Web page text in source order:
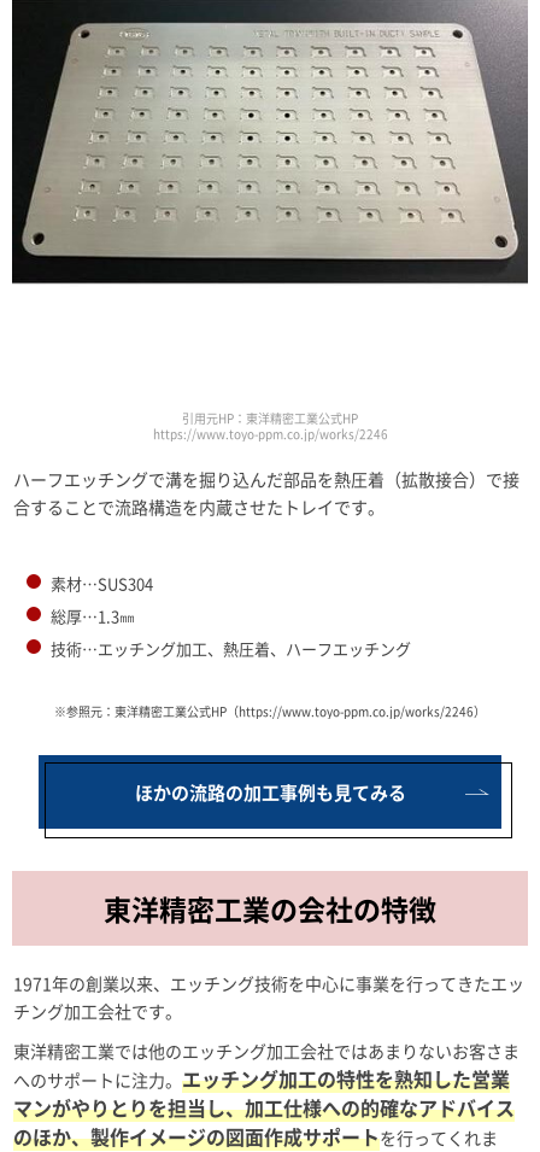
引用元HP：東洋精密工業公式HP
https://www.toyo-ppm.co.jp/works/2246
ハーフエッチングで溝を掘り込んだ部品を熱圧着（拡散接合）で接
合することで流路構造を内蔵させたトレイです。
素材…SUS304
総厚…1.3㎜
技術…エッチング加工、熱圧着、ハーフエッチング
※参照元：東洋精密工業公式HP（https://www.toyo-ppm.co.jp/works/2246）
ほかの流路の加工事例も見てみる
東洋精密工業の会社の特徴
1971年の創業以来、エッチング技術を中心に事業を行ってきたエッ
チング加工会社です。
東洋精密工業では他のエッチング加工会社ではあまりないお客さま
へのサポートに注力。 エッチング加工の特性を熟知した営業
マンがやりとりを担当し、加工仕様への的確なアドバイス
のほか、製作イメージの図面作成サポートを行ってくれま